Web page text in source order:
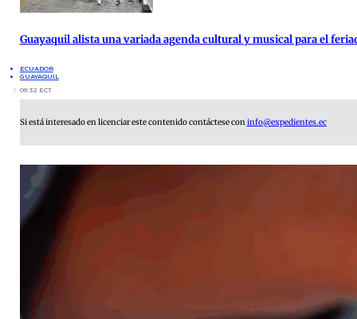
Guayaquil alista una variada agenda cultural y musical para el
ECUADOR
GUAYAQUIL
09:32 ECT
Si está interesado en licenciar este contenido contáctese coninfo@expedientes.ec